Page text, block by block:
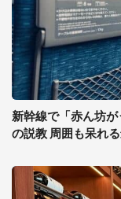
新幹線で「赤ん坊
の説教 周囲も呆れ